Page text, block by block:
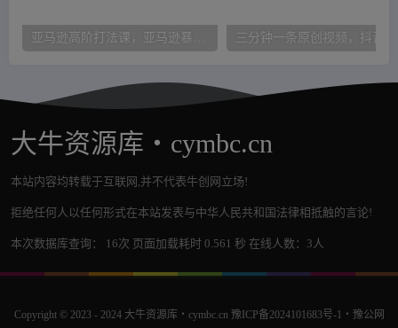
大牛资源库・cymbc.cn
本站内容均转载于互联网,并不代表牛创网立场!
拒绝任何人以任何形式在本站发表与中华人民共和国法律相抵触的言论!
本次数据库查询： 16次 页面加载耗时 0.561 秒 在线人数：3人
Copyright © 2023 - 2024 大牛资源库・cymbc.cn 豫ICP备2024101683号-1 ・ 豫公网